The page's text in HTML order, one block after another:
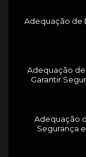
Adequação de
Adequação de
Garantir
Adequação
Segurança